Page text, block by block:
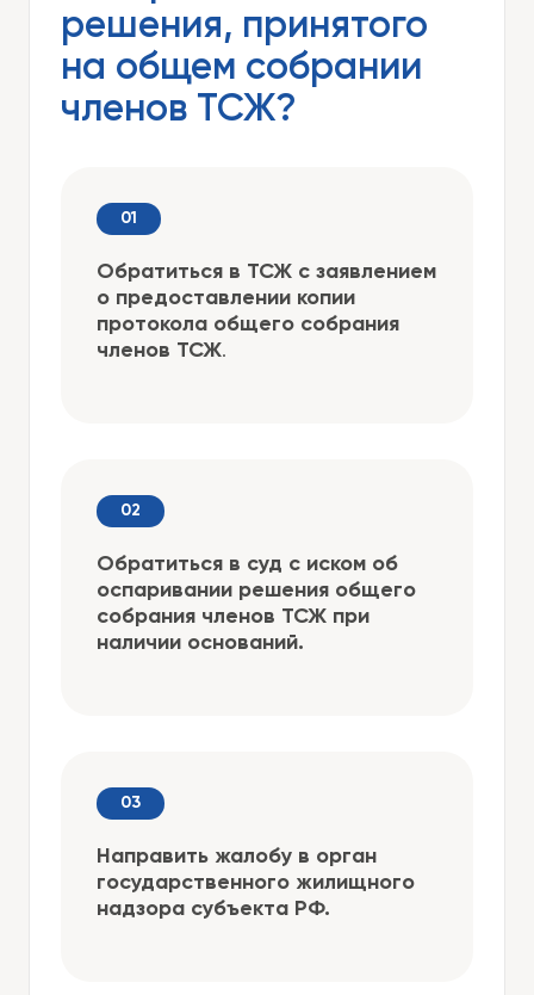
решения, принятого
на общем собрании
членов ТСЖ?
Обратиться в ТСЖ с заявлением
о предоставлении копии
протокола общего собрания
членов ТСЖ.
Обратиться в суд с иском об
оспаривании решения общего
собрания членов ТСЖ при
наличии оснований.
Направить жалобу в орган
государственного жилищного
надзора субъекта РФ.